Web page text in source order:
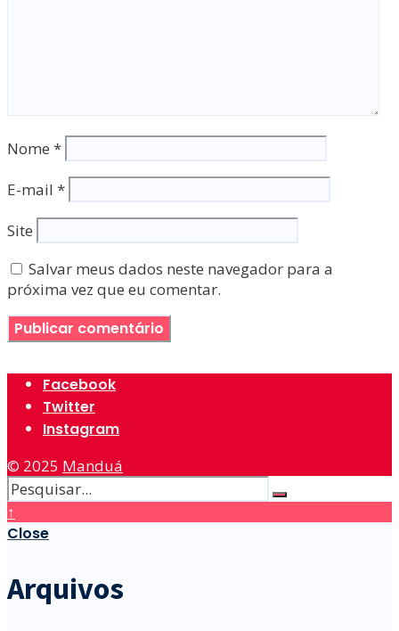
Nome *
E-mail *
Site
Salvar meus dados neste navegador para a
próxima vez que eu comentar.
Facebook
Twitter
Instagram
© 2025 Manduá
↑
Close
Arquivos